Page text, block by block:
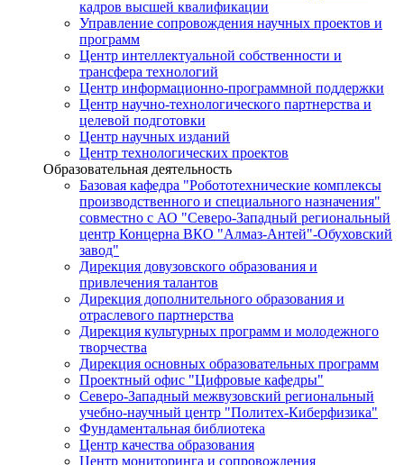
кадров высшей квалификации
Управление сопровождения научных проектов и
программ
Центр интеллектуальной собственности и
трансфера технологий
Центр информационно-программной поддержки
Центр научно-технологического партнерства и
целевой подготовки
Центр научных изданий
Центр технологических проектов
Образовательная деятельность
Базовая кафедра "Робототехнические комплексы
производственного и специального назначения"
совместно с АО "Северо-Западный региональный
центр Концерна ВКО "Алмаз-Антей"-Обуховский
завод"
Дирекция довузовского образования и
привлечения талантов
Дирекция дополнительного образования и
отраслевого партнерства
Дирекция культурных программ и молодежного
творчества
Дирекция основных образовательных программ
Проектный офис "Цифровые кафедры"
Северо-Западный межвузовский региональный
учебно-научный центр "Политех-Киберфизика"
Фундаментальная библиотека
Центр качества образования
Центр мониторинга и сопровождения